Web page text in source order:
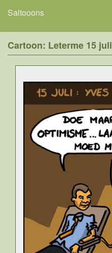
Saltooons
Cartoon: Leterme 15 juli